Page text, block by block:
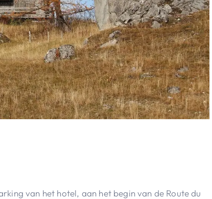
van het hotel, aan het begin van de Route du